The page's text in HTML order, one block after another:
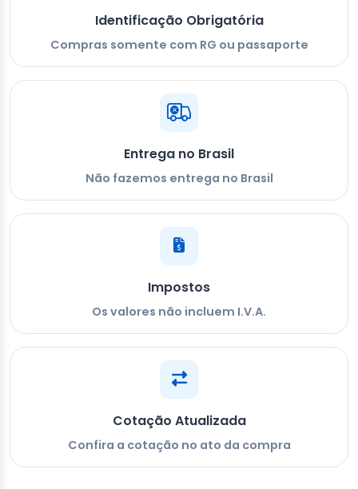
Identificação Obrigatória
Compras somente com RG ou passaporte
Entrega no Brasil
Não fazemos entrega no Brasil
Impostos
Os valores não incluem I.V.A.
Cotação Atualizada
Confira a cotação no ato da compra